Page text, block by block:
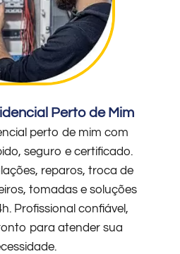
Perto de Mim
perto de mim com
seguro e certificado.
reparos, troca de
tomadas e soluções
Profissional confiável,
para atender sua